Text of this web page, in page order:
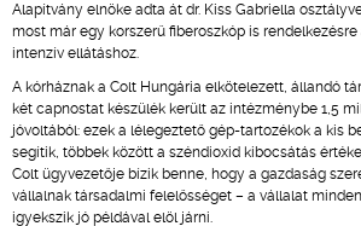
Alapítvány elnöke adta át dr. Kiss Gabriella
most már egy korszerű fiberoszkóp is
intenzív ellátáshoz.
A kórháznak a Colt Hungária elkötelezett, állandó
két capnostat készülék került az intézménybe 1,5
jóvoltából: ezek a lélegeztető gép-tartozékok a kis
segítik, többek között a széndioxid kibocsátás
Colt ügyvezetője bízik benne, hogy a gazdaság
vállalnak társadalmi felelősséget – a vállalat
igyekszik jó példával elöl járni.